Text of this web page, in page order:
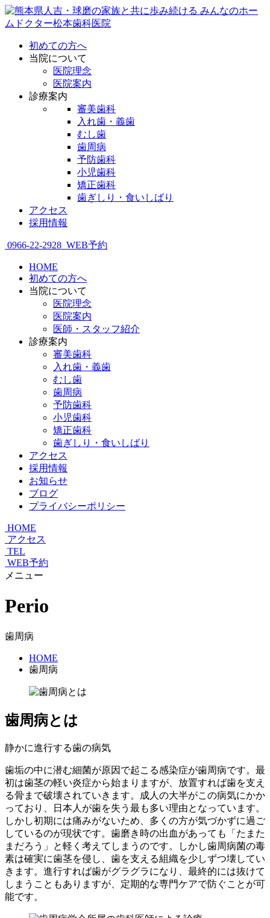
初めての方へ
当院について
医院理念
医院案内
診療案内
審美歯科
入れ歯・義歯
むし歯
歯周病
予防歯科
小児歯科
矯正歯科
歯ぎしり・食いしばり
アクセス
採用情報
0966-22-2928 WEB予約
HOME
初めての方へ
当院について
医院理念
医院案内
医師・スタッフ紹介
診療案内
審美歯科
入れ歯・義歯
むし歯
歯周病
予防歯科
小児歯科
矯正歯科
歯ぎしり・食いしばり
アクセス
採用情報
お知らせ
ブログ
プライバシーポリシー
HOME
アクセス
TEL
WEB予約
メニュー
Perio
歯周病
HOME
歯周病
歯周病とは
静かに進行する歯の病気
歯垢の中に潜む細菌が原因で起こる感染症が歯周病です。最
初は歯茎の軽い炎症から始まりますが、放置すれば歯を支え
る骨まで破壊されていきます。成人の大半がこの病気にかか
っており、日本人が歯を失う最も多い理由となっています。
しかし初期には痛みがないため、多くの方が気づかずに過ご
しているのが現状です。歯磨き時の出血があっても「たまた
まだろう」と軽く考えてしまうのです。しかし歯周病菌の毒
素は確実に歯茎を侵し、歯を支える組織を少しずつ壊してい
きます。進行すれば歯がグラグラになり、最終的には抜けて
しまうこともありますが、定期的な専門ケアで防ぐことが可
能です。